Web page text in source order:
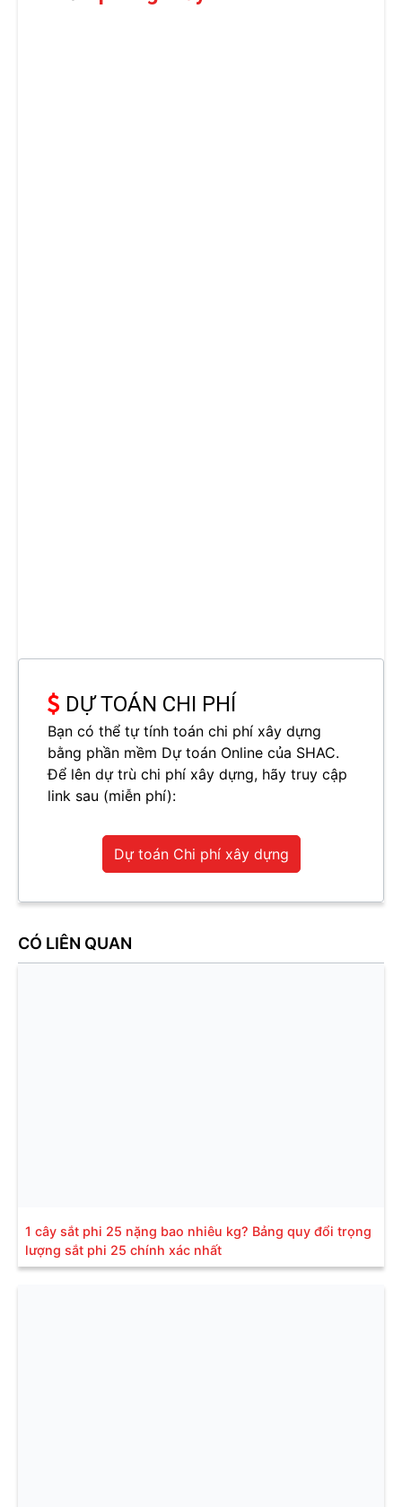
DỰ TOÁN CHI PHÍ
Bạn có thể tự tính toán chi phí xây dựng
bằng phần mềm Dự toán Online của SHAC.
Để lên dự trù chi phí xây dựng, hãy truy cập
link sau (miễn phí):
Dự toán Chi phí xây dựng
CÓ LIÊN QUAN
1 cây sắt phi 25 nặng bao nhiêu kg? Bảng quy đổi trọng
lượng sắt phi 25 chính xác nhất